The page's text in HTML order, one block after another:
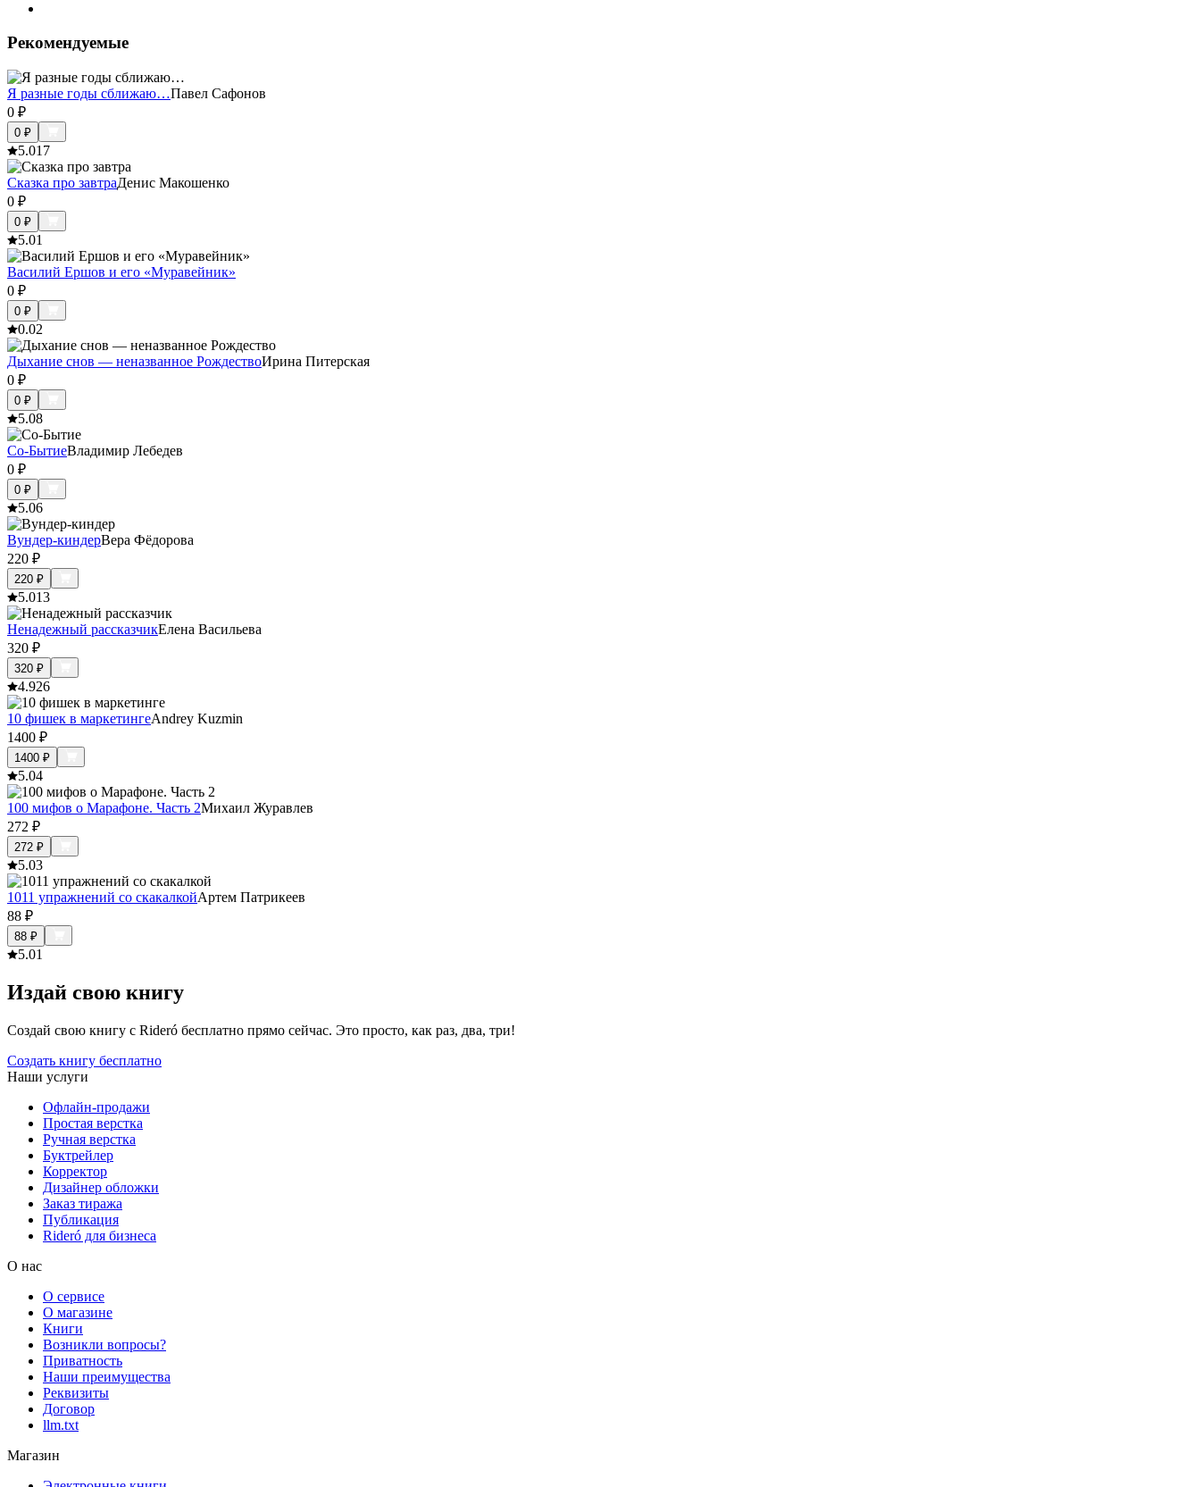
Рекомендуемые
Я разные годы сближаю…Павел Сафонов
0 ₽
0 ₽
5.017
Сказка про завтраДенис Макошенко
0 ₽
0 ₽
5.01
Василий Ершов и его «Муравейник»
0 ₽
0 ₽
0.02
Дыхание снов — неназванное РождествоИрина Питерская
0 ₽
0 ₽
5.08
Со-БытиеВладимир Лебедев
0 ₽
0 ₽
5.06
Вундер-киндерВера Фёдорова
220 ₽
220 ₽
5.013
Ненадежный рассказчикЕлена Васильева
320 ₽
320 ₽
4.926
10 фишек в маркетингеAndrey Kuzmin
1400 ₽
1400 ₽
5.04
100 мифов о Марафоне. Часть 2Михаил Журавлев
272 ₽
272 ₽
5.03
1011 упражнений со скакалкойАртем Патрикеев
88 ₽
88 ₽
5.01
Издай свою книгу
Создай свою книгу с Rideró бесплатно прямо сейчас. Это просто, как раз, два, три!
Создать книгу бесплатно
Наши услуги
Офлайн-продажи
Простая верстка
Ручная верстка
Буктрейлер
Корректор
Дизайнер обложки
Заказ тиража
Публикация
Rideró для бизнеса
О нас
О сервисе
О магазине
Книги
Возникли вопросы?
Приватность
Наши преимущества
Реквизиты
Договор
llm.txt
Магазин